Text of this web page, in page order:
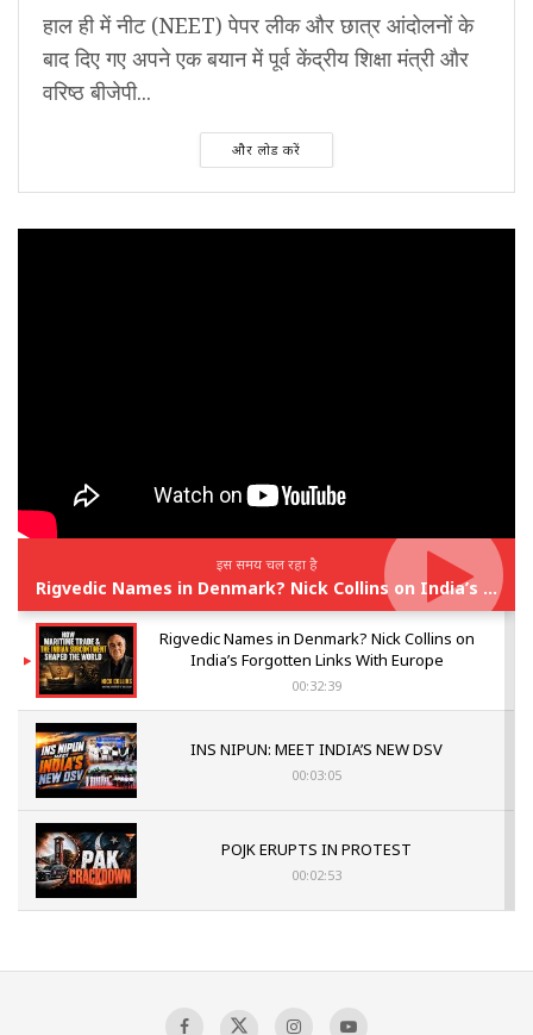
हाल ही में नीट (NEET) पेपर लीक और छात्र आंदोलनों के
बाद दिए गए अपने एक बयान में पूर्व केंद्रीय शिक्षा मंत्री और
वरिष्ठ बीजेपी...
और लोड करें
इस समय चल रहा है
Rigvedic Names in Denmark? Nick Collins on India’s Forgotten Links With Europe
Rigvedic Names in Denmark? Nick Collins on
India’s Forgotten Links With Europe
00:32:39
INS NIPUN: MEET INDIA’S NEW DSV
00:03:05
POJK ERUPTS IN PROTEST
00:02:53
Sagar